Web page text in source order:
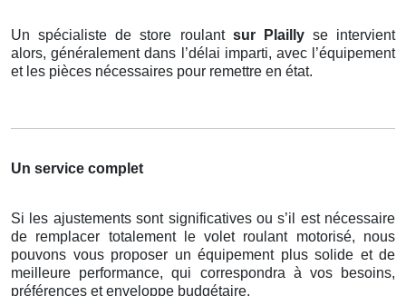
Un spécialiste de store roulant sur Plailly se intervient
alors, généralement dans l’délai imparti, avec l’équipement
et les pièces nécessaires pour remettre en état.
Un service complet
Si les ajustements sont significatives ou s’il est nécessaire
de remplacer totalement le volet roulant motorisé, nous
pouvons vous proposer un équipement plus solide et de
meilleure performance, qui correspondra à vos besoins,
préférences et enveloppe budgétaire.